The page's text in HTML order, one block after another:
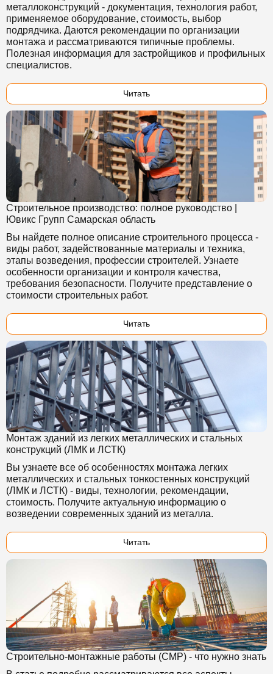
металлоконструкций - документация, технология работ,
применяемое оборудование, стоимость, выбор
подрядчика. Даются рекомендации по организации
монтажа и рассматриваются типичные проблемы.
Полезная информация для застройщиков и профильных
специалистов.
Читать
Строительное производство: полное руководство |
Ювикс Групп Самарская область
Вы найдете полное описание строительного процесса -
виды работ, задействованные материалы и техника,
этапы возведения, профессии строителей. Узнаете
особенности организации и контроля качества,
требования безопасности. Получите представление о
стоимости строительных работ.
Читать
Монтаж зданий из легких металлических и стальных
конструкций (ЛМК и ЛСТК)
Вы узнаете все об особенностях монтажа легких
металлических и стальных тонкостенных конструкций
(ЛМК и ЛСТК) - виды, технологии, рекомендации,
стоимость. Получите актуальную информацию о
возведении современных зданий из металла.
Читать
Строительно-монтажные работы (СМР) - что нужно знать